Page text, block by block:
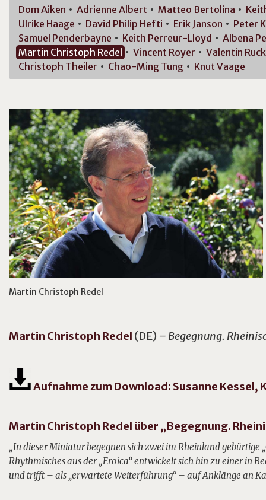
Dom Aiken Adrienne Albert Matteo Bertolina
Ulrike Haage David Philip Hefti Erik Janson Peter
Samuel Penderbayne Keith Perreur-Lloyd Albena
Martin Christoph Redel Vincent Royer Valentin
Christoph Theiler Chao-Ming Tung Knut Vaage
Martin Christoph Redel
Martin Christoph Redel (DE) – Begegnung.
Aufnahme zum Download: Susanne Kessel,
Martin Christoph Redel über „Begegnung.
„In dieser Miniatur begegnen sich zwei im Rheinland gebürtige
Rhythmisches aus der „Eroica“ entwickelt sich hin zu einer in
und trifft – als „erwartete Weiterführung“ – auf Anklänge an